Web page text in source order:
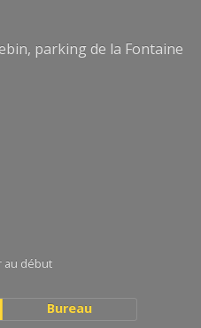
parking de la Fontaine
au début
Bureau